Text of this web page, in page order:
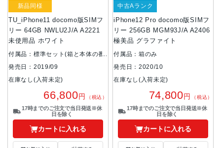
TU_iPhone11 docomo版SIMフ
リー 64GB NWLU2J/A A2221
未使用品 ホワイト
新品同様
付属品：標準セット(箱と本体の番
号が異なります。)
発売日：2019/09
在庫なし(入荷未定)
66,800円 （税込）
17時までのご注文で当日発送※休
日を除く
カートに入れる
iPhone12 Pro docomo版SIMフ
リー 256GB MGM93J/A A2406
極美品 グラファイト
中古Aランク
付属品：箱のみ
発売日：2020/10
在庫なし(入荷未定)
74,800円 （税込）
17時までのご注文で当日発送※休
日を除く
カートに入れる